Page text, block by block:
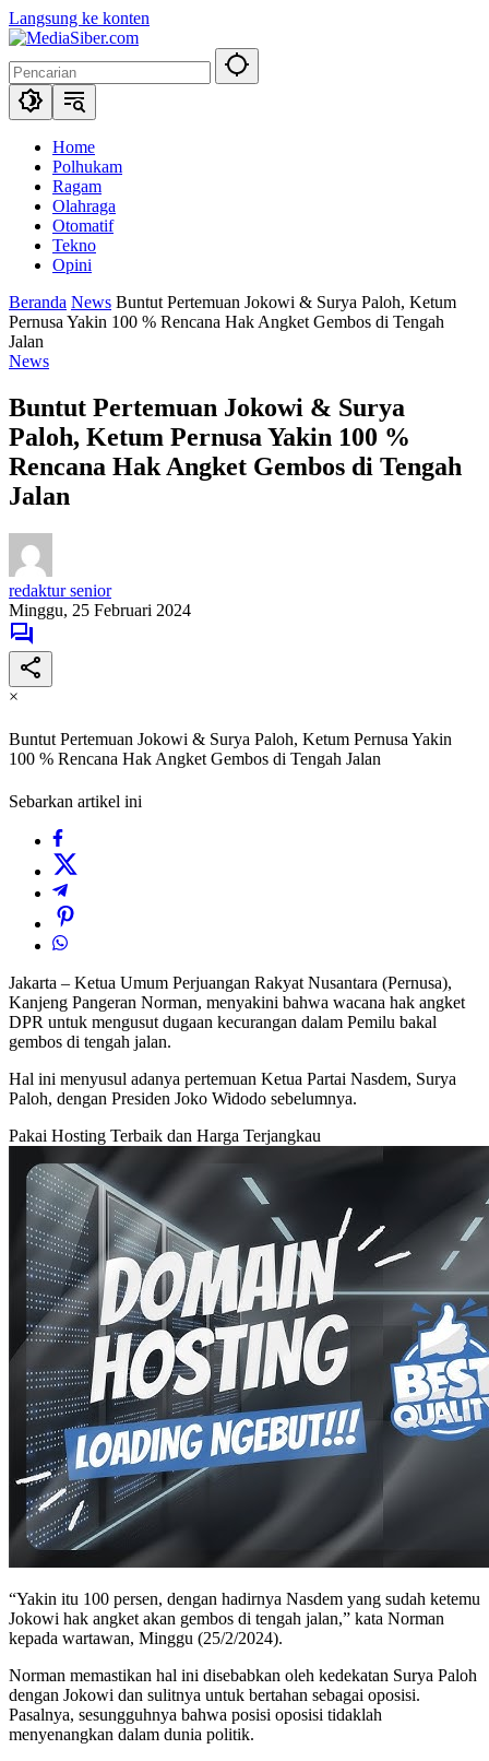
Langsung ke konten
Home
Polhukam
Ragam
Olahraga
Otomatif
Tekno
Opini
Beranda News Buntut Pertemuan Jokowi & Surya Paloh, Ketum
Pernusa Yakin 100 % Rencana Hak Angket Gembos di Tengah
Jalan
News
Buntut Pertemuan Jokowi & Surya
Paloh, Ketum Pernusa Yakin 100 %
Rencana Hak Angket Gembos di Tengah
Jalan
redaktur senior
Minggu, 25 Februari 2024
×
Buntut Pertemuan Jokowi & Surya Paloh, Ketum Pernusa Yakin
100 % Rencana Hak Angket Gembos di Tengah Jalan
Sebarkan artikel ini
Jakarta – Ketua Umum Perjuangan Rakyat Nusantara (Pernusa),
Kanjeng Pangeran Norman, menyakini bahwa wacana hak angket
DPR untuk mengusut dugaan kecurangan dalam Pemilu bakal
gembos di tengah jalan.
Hal ini menyusul adanya pertemuan Ketua Partai Nasdem, Surya
Paloh, dengan Presiden Joko Widodo sebelumnya.
Pakai Hosting Terbaik dan Harga Terjangkau
“Yakin itu 100 persen, dengan hadirnya Nasdem yang sudah ketemu
Jokowi hak angket akan gembos di tengah jalan,” kata Norman
kepada wartawan, Minggu (25/2/2024).
Norman memastikan hal ini disebabkan oleh kedekatan Surya Paloh
dengan Jokowi dan sulitnya untuk bertahan sebagai oposisi.
Pasalnya, sesungguhnya bahwa posisi oposisi tidaklah
menyenangkan dalam dunia politik.